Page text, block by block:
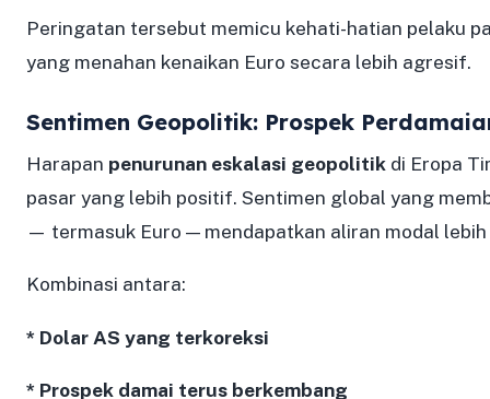
Peringatan tersebut memicu kehati-hatian pelaku
yang menahan kenaikan Euro secara lebih agresif.
Sentimen Geopolitik: Prospek
Harapan penurunan eskalasi geopolitik di Eropa
pasar yang lebih positif. Sentimen global yang
— termasuk Euro — mendapatkan aliran modal lebih
Kombinasi antara:
* Dolar AS yang terkoreksi
* Prospek damai terus berkembang